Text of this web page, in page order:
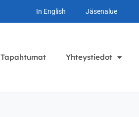
In English Jäsenalue
Tapahtumat Yhteystiedot